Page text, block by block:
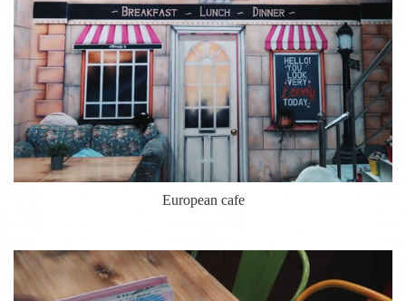
European cafe